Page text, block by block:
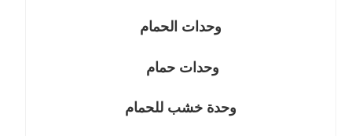
وحدات الحمام
وحدات حمام
وحدة خشب للحمام